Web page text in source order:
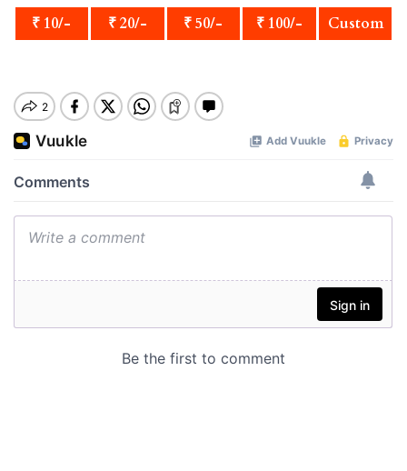
₹ 10/- ₹ 20/- ₹ 50/- ₹ 100/- Custom